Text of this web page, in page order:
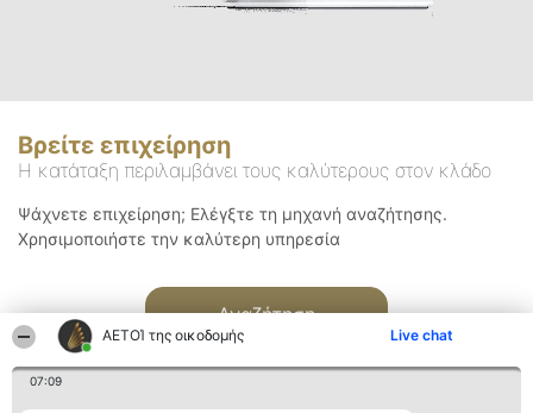
ΑΕΤΟΊ της οικοδομής Live chat
07:09
Βρείτε επιχείρηση
Η κατάταξη περιλαμβάνει τους καλύτερους στον κλάδο
Ψάχνετε επιχείρηση; Ελέγξτε τη μηχανή αναζήτησης.
Χρησιμοποιήστε την καλύτερη υπηρεσία
Αναζήτηση